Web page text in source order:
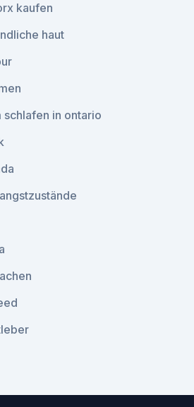
kaufen
haut
schlafen in ontario